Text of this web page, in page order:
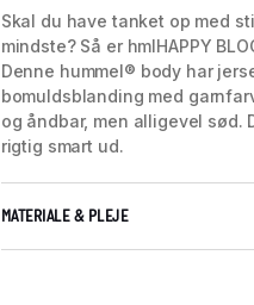
Skal du have tanket op med
mindste? Så er hmlHAPPY
Denne hummel® body har
bomuldsblanding med
og åndbar, men alligevel sød.
rigtig smart ud.
MATERIALE & PLEJE